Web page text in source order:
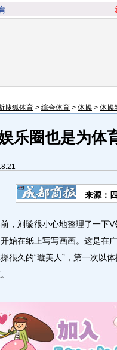
搜狐体育 > 综合体育 > 体操 > 体操
乐圈也是为体
来源：
刘璇很小心地整理了一下V
始在纸上写写画画。这是在
很久的“璇美人”，第一次以